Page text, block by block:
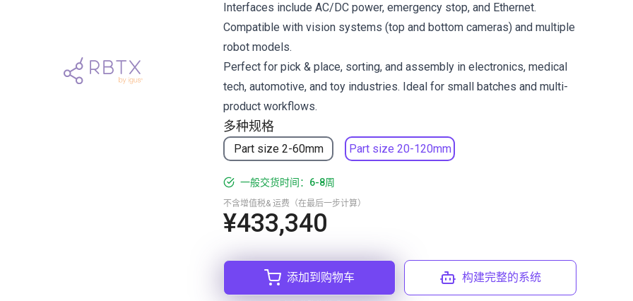
多种规格
Part size 2-60mm Part size 20-120mm
Interfaces include AC/DC power, emergency stop, and Ethernet.
Compatible with vision systems (top and bottom cameras) and multiple
robot models.
Perfect for pick & place, sorting, and assembly in electronics, medical
tech, automotive, and toy industries. Ideal for small batches and multi-
product workflows.
一般交货时间：6-8周
¥433,340
不含增值税& 运费（在最后一步计算）
添加到购物车 构建完整的系统